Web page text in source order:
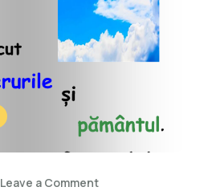
Leave a Comment